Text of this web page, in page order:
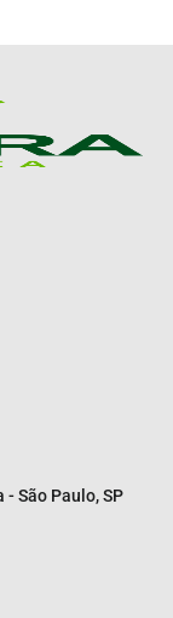
São Paulo, SP